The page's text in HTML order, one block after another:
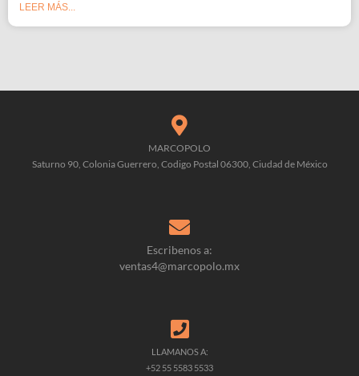
LEER MÁS...
MARCOPOLO
Saturno 90, Colonia Guerrero, Codigo Postal 06300, Ciudad de México
Escribenos a:
ventas4@marcopolo.mx
LLAMANOS A:
+52 55 5583 5533